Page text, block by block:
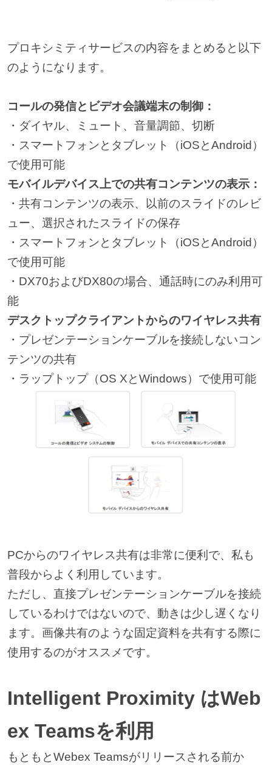
プロキシミティサービスの内容をまとめると以下
のようになります。
コールの発信とビデオ会議端末の制御：
・ダイヤル、ミュート、音量調節、切断
・スマートフォンとタブレット（iOSとAndroid）
で使用可能
モバイルデバイス上での共有コンテンツの表示：
・共有コンテンツの表示、以前のスライドのレビ
ュー、選択されたスライドの保存
・スマートフォンとタブレット（iOSとAndroid）
で使用可能
・DX70およびDX80の場合、通話時にのみ利用可
能
デスクトップクライアントからのワイヤレス共有
・プレゼンテーションケーブルを接続しないコン
テンツの共有
・ラップトップ（OS XとWindows）で使用可能
PCからのワイヤレス共有は非常に便利で、私も
普段からよく利用しています。
ただし、直接プレゼンテーションケーブルを接続
しているわけではないので、動きは少し遅くなり
ます。画像共有のような固定資料を共有する際に
使用するのがオススメです。
Intelligent Proximity はWeb
ex Teamsを利用
もともとWebex Teamsがリリースされる前か